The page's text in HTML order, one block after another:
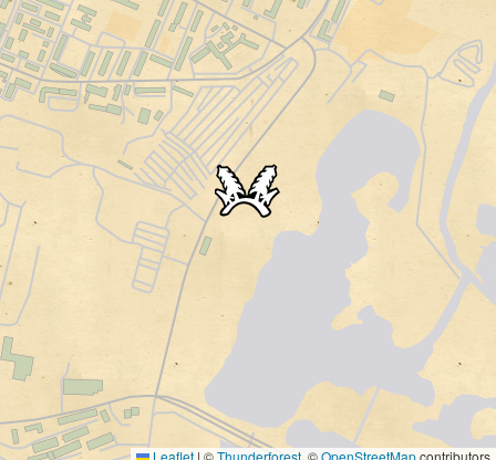
Leaflet | ©Thunderforest, ©OpenStreetMapcontributors